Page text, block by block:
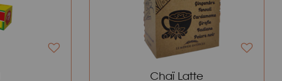
Chaï Latte